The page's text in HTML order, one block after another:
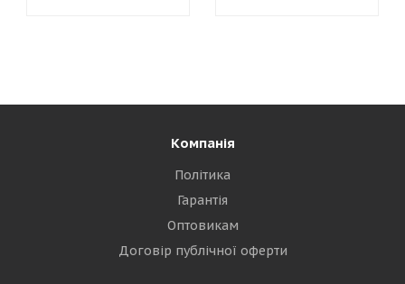
Компанія
Політика
Гарантія
Оптовикам
Договір публічної оферти